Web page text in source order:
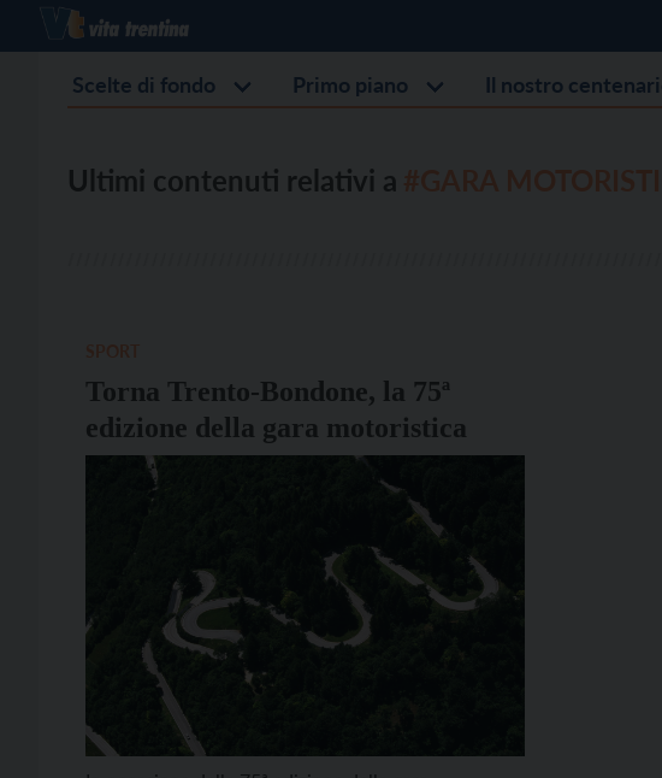
Scelte di fondo Primo piano Il nostro
Ultimi contenuti relativi a
Torna Trento-Bondone, la 75ª
edizione della gara motoristica